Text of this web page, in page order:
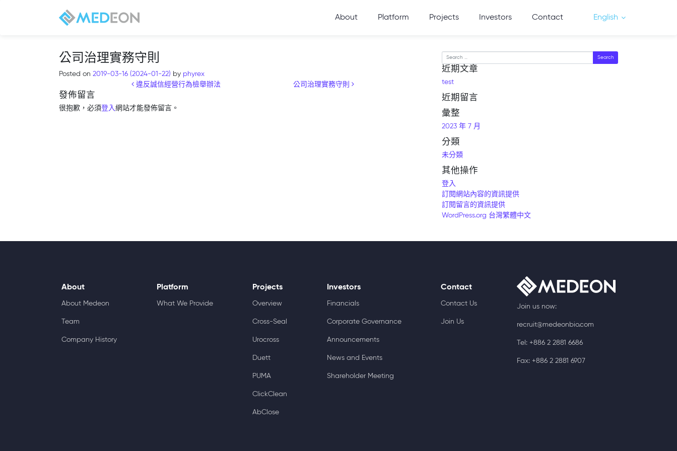
About Platform Projects Investors Contact English
公司治理實務守則
Posted on 2019-03-16 (2024-01-22) by phyrex
Post navigation違反誠信經營行為檢舉辦法 公司治理實務守則
發佈留言
很抱歉，必須登入網站才能發佈留言。
Search
近期文章
test
近期留言
彙整
2023 年 7 月
分類
未分類
其他操作
登入
訂閱網站內容的資訊提供
訂閱留言的資訊提供
WordPress.org 台灣繁體中文
About
About Medeon
Team
Company History
Platform
What We Provide
Projects
Overview
Cross-Seal
Urocross
Duett
PUMA
ClickClean
AbClose
Investors
Financials
Corporate Governance
Announcements
News and Events
Shareholder Meeting
Contact
Contact Us
Join Us
Join us now:
recruit@medeonbio.com
Tel: +886 2 2881 6686
Fax: +886 2 2881 6907